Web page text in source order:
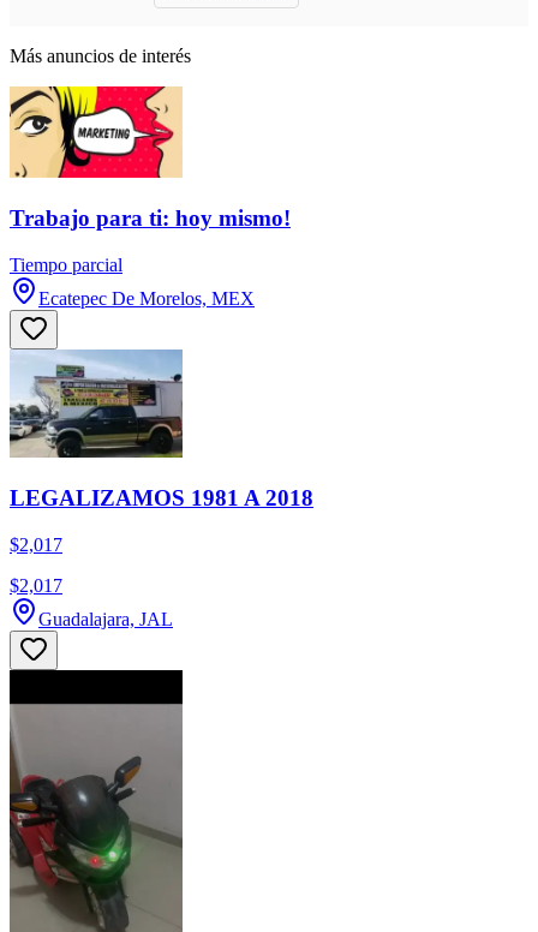
Más anuncios de interés
Trabajo para ti: hoy mismo!
Tiempo parcial
Ecatepec De Morelos, MEX
LEGALIZAMOS 1981 A 2018
$2,017
$2,017
Guadalajara, JAL